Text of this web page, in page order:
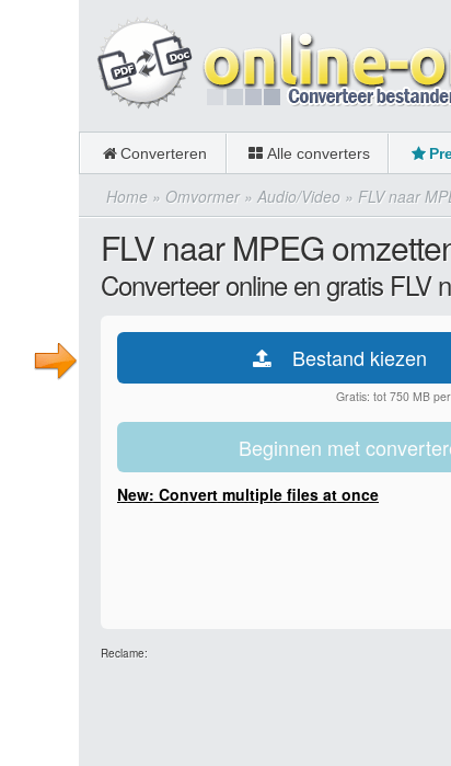
Converteren Alle converters
Home » Omvormer» Audio/Video » FLV naar
FLV naar MPEG
Converteer online en gratis FLV
Bestand kiezen
Gratis: tot 750 MB
Beginnen met
New: Convert multiple files at once
Reclame: